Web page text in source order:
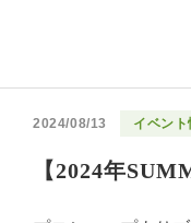
2024/08/13 イベント
【2024年